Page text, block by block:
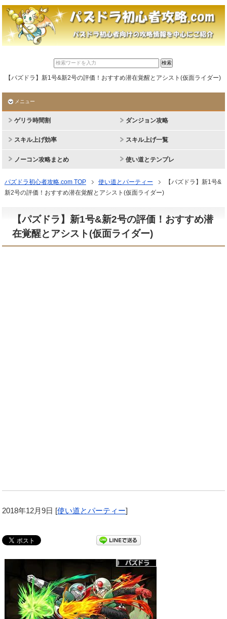
【パズドラ】新1号&新2号の評価！おすすめ潜在覚醒とアシスト(仮面ライダー)
メニュー
ゲリラ時間割 ダンジョン攻略
スキル上げ効率 スキル上げ一覧
ノーコン攻略まとめ 使い道とテンプレ
パズドラ初心者攻略.com TOP 使い道とパーティー
【パズドラ】新1号&
新2号の評価！おすすめ潜在覚醒とアシスト(仮面ライダー)
【パズドラ】新1号&新2号の評価！おすすめ潜
在覚醒とアシスト(仮面ライダー)
2018年12月9日 [使い道とパーティー]